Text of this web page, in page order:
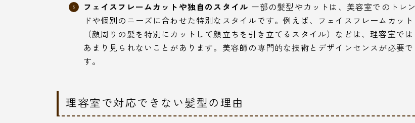
フェイスフレームカットや独自のスタイル 一部の髪型やカットは、美容室でのトレン
ドや個別のニーズに合わせた特別なスタイルです。例えば、フェイスフレームカット
（顔周りの髪を特別にカットして顔立ちを引き立てるスタイル）などは、理容室では
あまり見られないことがあります。美容師の専門的な技術とデザインセンスが必要で
す。
理容室で対応できない髪型の理由